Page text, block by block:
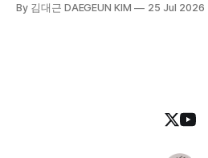
설과 정리 노트로 여러분을 만납니
By 김대근 DAEGEUN KIM 25 Jul 2026